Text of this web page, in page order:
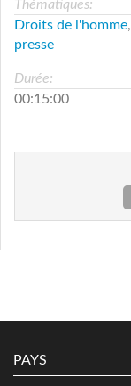
Thématiques:
Droits de l'homme,
presse
Durée:
00:15:00
PAYS